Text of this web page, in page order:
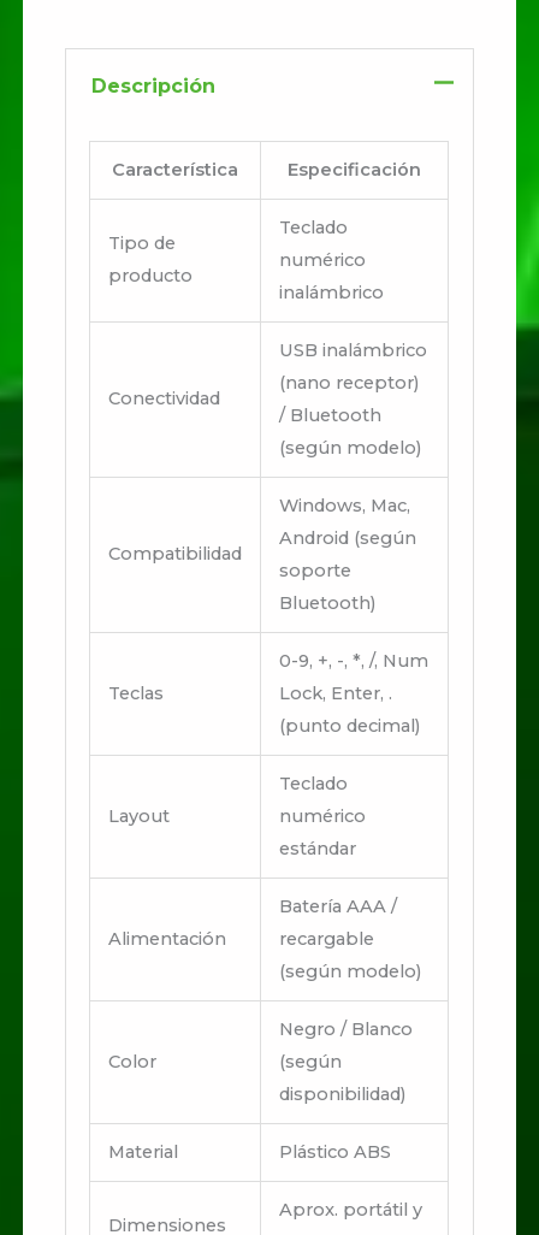
Descripción
Característica Especificación
Tipo de
producto
Teclado
numérico
inalámbrico
Conectividad
USB inalámbrico
(nano receptor)
/ Bluetooth
(según modelo)
Compatibilidad
Windows, Mac,
Android (según
soporte
Bluetooth)
Teclas
0-9, +, -, *, /, Num
Lock, Enter, .
(punto decimal)
Layout
Teclado
numérico
estándar
Alimentación
Batería AAA /
recargable
(según modelo)
Color
Negro / Blanco
(según
disponibilidad)
Material Plástico ABS
Dimensiones
Aprox. portátil y